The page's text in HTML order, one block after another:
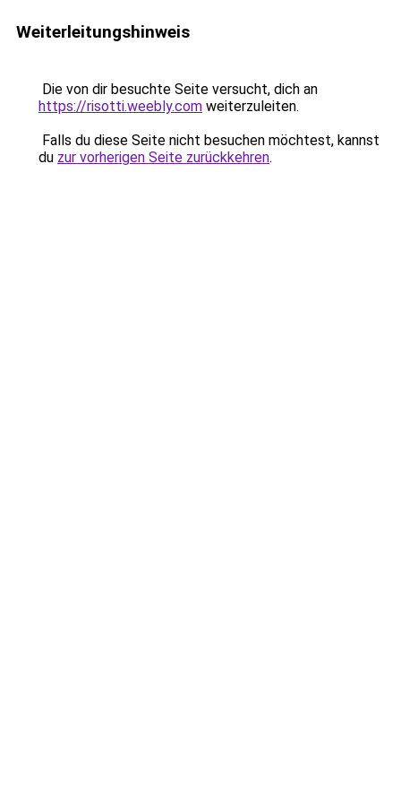
Weiterleitungshinweis
Die von dir besuchte Seite versucht, dich an
https://risotti.weebly.com weiterzuleiten.
Falls du diese Seite nicht besuchen möchtest, kannst
du zur vorherigen Seite zurückkehren.